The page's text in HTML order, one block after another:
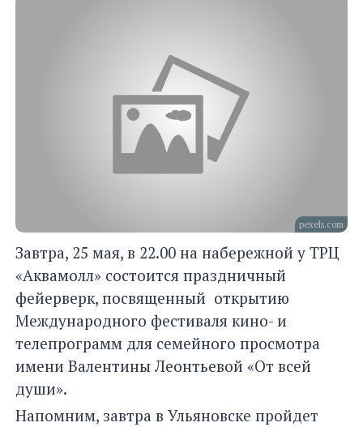
pexels.com
Завтра, 25 мая, в 22.00 на набережной у ТРЦ
«Аквамолл» состоится праздничный
фейерверк, посвященный открытию
Международного фестиваля кино- и
телепрограмм для семейного просмотра
имени Валентины Леонтьевой «От всей
души».
Напомним, завтра в Ульяновске пройдет